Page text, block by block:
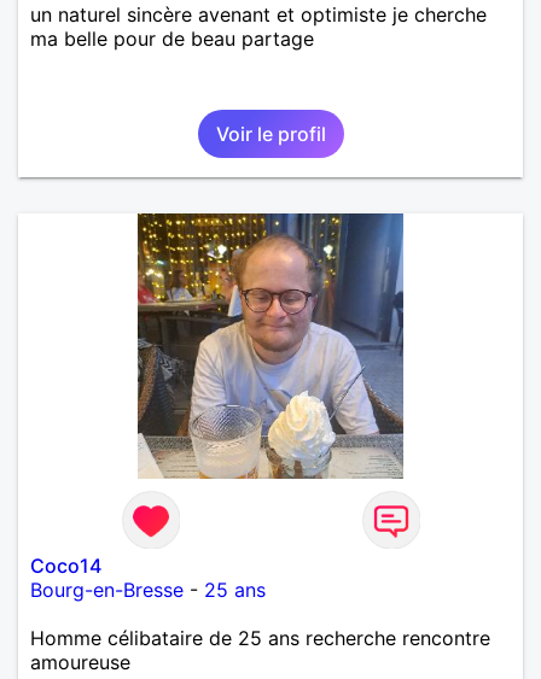
un naturel sincère avenant et optimiste je cherche
ma belle pour de beau partage
Voir le profil
Coco14
Bourg-en-Bresse - 25 ans
Homme célibataire de 25 ans recherche rencontre
amoureuse